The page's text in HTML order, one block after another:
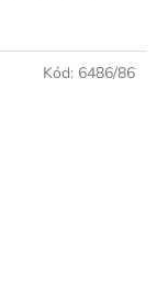
Kód: 6486/86